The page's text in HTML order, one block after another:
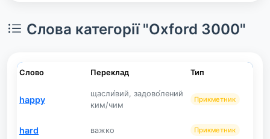
Слова категорії "Oxford 3000"
Слово Переклад Тип
happy
щасли́вий, задово́лений
ким/чим
Прикметник
hard важко Прикметник